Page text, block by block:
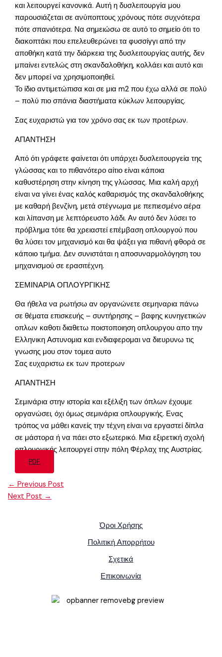
και λειτουργεί κανονικά. Αυτή η δυσλειτουργία μου
παρουσιάζεται σε ανύποπτους χρόνους πότε συχνότερα
πότε σπανιότερα. Να σημειώσω σε αυτό το σημείο ότι το
διακοπτάκι που επελευθερώνει τα φυσσίγγι από την
αποθήκη κατά την διάρκεια της δυσλειτουργίας αυτής, δεν
μπαίνει εντελώς στη σκανδαλοθήκη, κολλάει και αυτό και
δεν μπορεί να χρησιμοποιηθεί.
Το ίδιο αντιμετώπισα και σε μια m2 που έχω αλλά σε πολύ
– πολύ πιο σπάνια διαστήματα κύκλων λειτουργίας.
Σας ευχαριστώ για τον χρόνο σας εκ των προτέρων.
ΑΠΑΝΤΗΣΗ
Από ότι γράφετε φαίνεται ότι υπάρχει δυσλειτουργεία της
γλώσσας και το πιθανότερο αίτιο είναι κάποια
καθυστέρηση στην κίνηση της γλώσσας. Μια καλή αρχή
είναι να γίνει ένας καλός καθαρισμός της σκανδαλοθήκης
με καθαρή βενζίνη, μετά στέγνωμα με πεπιεσμένο αέρα
και λίπανση με λεπτόρευστο λάδι. Αν αυτό δεν λύσει το
πρόβλημα τότε θα χρειαστεί επέμβαση οπλουργού που
θα λύσει τον μηχανισμό και θα ψάξει για πιθανή φθορά σε
κάποιο τμήμα. Δεν συνιστάται η αποσυναρμολόγηση του
μηχανισμού σε ερασιτέχνη.
ΣΕΜΙΝΑΡΙΑ ΟΠΛΟΥΡΓΙΚΗΣ
Θα ήθελα να ρωτήσω αν οργανώνετε σεμηναρια πάνω
σε θέματα επισκευής – συντήρησης – βαφης κυνηγετικών
οπλων καθοτι διαθετω ποιστοποιηση οπλουργου απο την
Ελληνικη Αστυνομια και ενδιαφερομαι να διευρυνω τις
γνωσης μου στον τομεα αυτο
Σας ευχαριστω εκ των προτερων
ΑΠΑΝΤΗΣΗ
Σεμινάρια στην ιστορία και εξέλιξη των όπλων έχουμε
οργανώσει, όχι όμως σεμινάρια οπλουργικής. Ενας
τρόπος να μάθει κανείς την τέχνη είναι να εργαστεί δίπλα
σε μάστορα ή να πάει στο εξωτερικό. Μια εξιρετική σχολή
οπλουργικής λειτουργεί στην πόλη Φέρλαχ της Αυστρίας.
PDF
← Previous Post
Next Post →
Όροι Χρήσης
Πολιτική Απορρήτου
Σχετικά
Επικοινωνία